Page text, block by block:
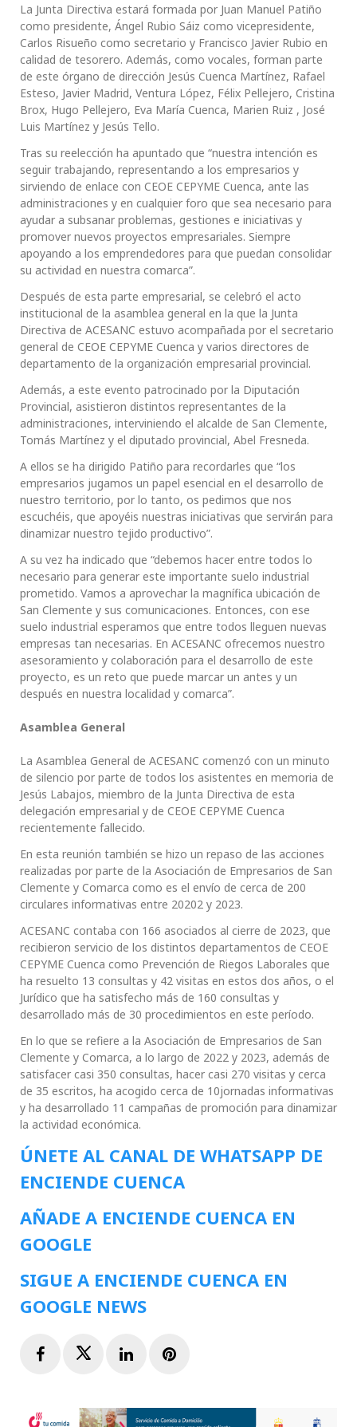
La Junta Directiva estará formada por Juan Manuel Patiño
como presidente, Ángel Rubio Sáiz como vicepresidente,
Carlos Risueño como secretario y Francisco Javier Rubio en
calidad de tesorero. Además, como vocales, forman parte
de este órgano de dirección Jesús Cuenca Martínez, Rafael
Esteso, Javier Madrid, Ventura López, Félix Pellejero, Cristina
Brox, Hugo Pellejero, Eva María Cuenca, Marien Ruiz , José
Luis Martínez y Jesús Tello.
Tras su reelección ha apuntado que “nuestra intención es
seguir trabajando, representando a los empresarios y
sirviendo de enlace con CEOE CEPYME Cuenca, ante las
administraciones y en cualquier foro que sea necesario para
ayudar a subsanar problemas, gestiones e iniciativas y
promover nuevos proyectos empresariales. Siempre
apoyando a los emprendedores para que puedan consolidar
su actividad en nuestra comarca”.
Después de esta parte empresarial, se celebró el acto
institucional de la asamblea general en la que la Junta
Directiva de ACESANC estuvo acompañada por el secretario
general de CEOE CEPYME Cuenca y varios directores de
departamento de la organización empresarial provincial.
Además, a este evento patrocinado por la Diputación
Provincial, asistieron distintos representantes de la
administraciones, interviniendo el alcalde de San Clemente,
Tomás Martínez y el diputado provincial, Abel Fresneda.
A ellos se ha dirigido Patiño para recordarles que “los
empresarios jugamos un papel esencial en el desarrollo de
nuestro territorio, por lo tanto, os pedimos que nos
escuchéis, que apoyéis nuestras iniciativas que servirán para
dinamizar nuestro tejido productivo”.
A su vez ha indicado que “debemos hacer entre todos lo
necesario para generar este importante suelo industrial
prometido. Vamos a aprovechar la magnífica ubicación de
San Clemente y sus comunicaciones. Entonces, con ese
suelo industrial esperamos que entre todos lleguen nuevas
empresas tan necesarias. En ACESANC ofrecemos nuestro
asesoramiento y colaboración para el desarrollo de este
proyecto, es un reto que puede marcar un antes y un
después en nuestra localidad y comarca”.
Asamblea General
La Asamblea General de ACESANC comenzó con un minuto
de silencio por parte de todos los asistentes en memoria de
Jesús Labajos, miembro de la Junta Directiva de esta
delegación empresarial y de CEOE CEPYME Cuenca
recientemente fallecido.
En esta reunión también se hizo un repaso de las acciones
realizadas por parte de la Asociación de Empresarios de San
Clemente y Comarca como es el envío de cerca de 200
circulares informativas entre 20202 y 2023.
ACESANC contaba con 166 asociados al cierre de 2023, que
recibieron servicio de los distintos departamentos de CEOE
CEPYME Cuenca como Prevención de Riegos Laborales que
ha resuelto 13 consultas y 42 visitas en estos dos años, o el
Jurídico que ha satisfecho más de 160 consultas y
desarrollado más de 30 procedimientos en este período.
En lo que se refiere a la Asociación de Empresarios de San
Clemente y Comarca, a lo largo de 2022 y 2023, además de
satisfacer casi 350 consultas, hacer casi 270 visitas y cerca
de 35 escritos, ha acogido cerca de 10jornadas informativas
y ha desarrollado 11 campañas de promoción para dinamizar
la actividad económica.
ÚNETE AL CANAL DE WHATSAPP DE
ENCIENDE CUENCA
AÑADE A ENCIENDE CUENCA EN
GOOGLE
SIGUE A ENCIENDE CUENCA EN
GOOGLE NEWS
FacebookTwitterLinkedInPinterest